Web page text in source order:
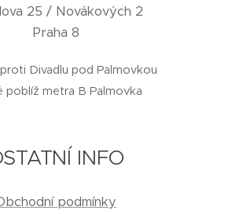
25 / Novákových 2
Praha 8
Divadlu pod Palmovkou
poblíž metra B Palmovka
INFO
podmínky